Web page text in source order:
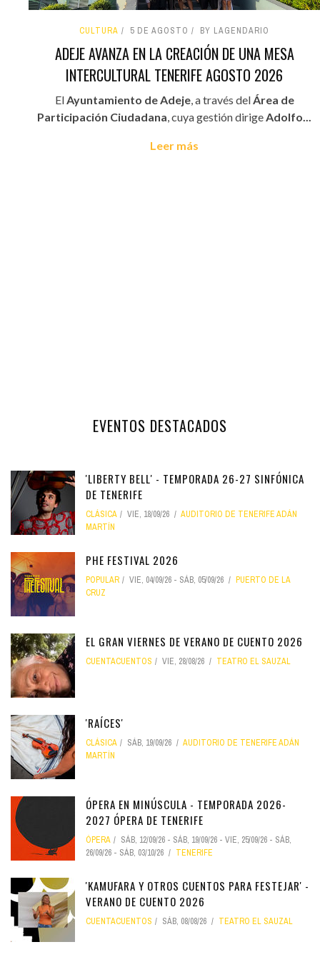
CULTURA 5 DE AGOSTO BY LAGENDARIO
ADEJE AVANZA EN LA CREACIÓN DE UNA MESA
INTERCULTURAL TENERIFE AGOSTO 2026
ElAyuntamiento de Adeje, a través delÁrea de
Participación Ciudadana, cuya gestión dirigeAdolfo...
Leer más
EVENTOS DESTACADOS
'LIBERTY BELL' - TEMPORADA 26-27 SINFÓNICA
DE TENERIFE
CLÁSICA VIE, 18/09/26
AUDITORIO DE TENERIFE ADÁN
MARTÍN
PHE FESTIVAL 2026
POPULAR VIE, 04/09/26 - SÁB, 05/09/26
PUERTO DE LA
CRUZ
EL GRAN VIERNES DE VERANO DE CUENTO 2026
CUENTACUENTOS VIE, 28/08/26 TEATRO EL SAUZAL
'RAÍCES'
CLÁSICA SÁB, 19/09/26
AUDITORIO DE TENERIFE ADÁN
MARTÍN
ÓPERA EN MINÚSCULA - TEMPORADA 2026-
2027 ÓPERA DE TENERIFE
ÓPERA SÁB, 12/09/26 - SÁB, 19/09/26 - VIE, 25/09/26 - SÁB,
26/09/26 - SÁB, 03/10/26 TENERIFE
'KAMUFARA Y OTROS CUENTOS PARA FESTEJAR' -
VERANO DE CUENTO 2026
CUENTACUENTOS SÁB, 08/08/26 TEATRO EL SAUZAL